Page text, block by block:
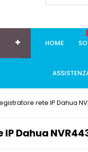
HOME
rete IP Dahua
Dahua